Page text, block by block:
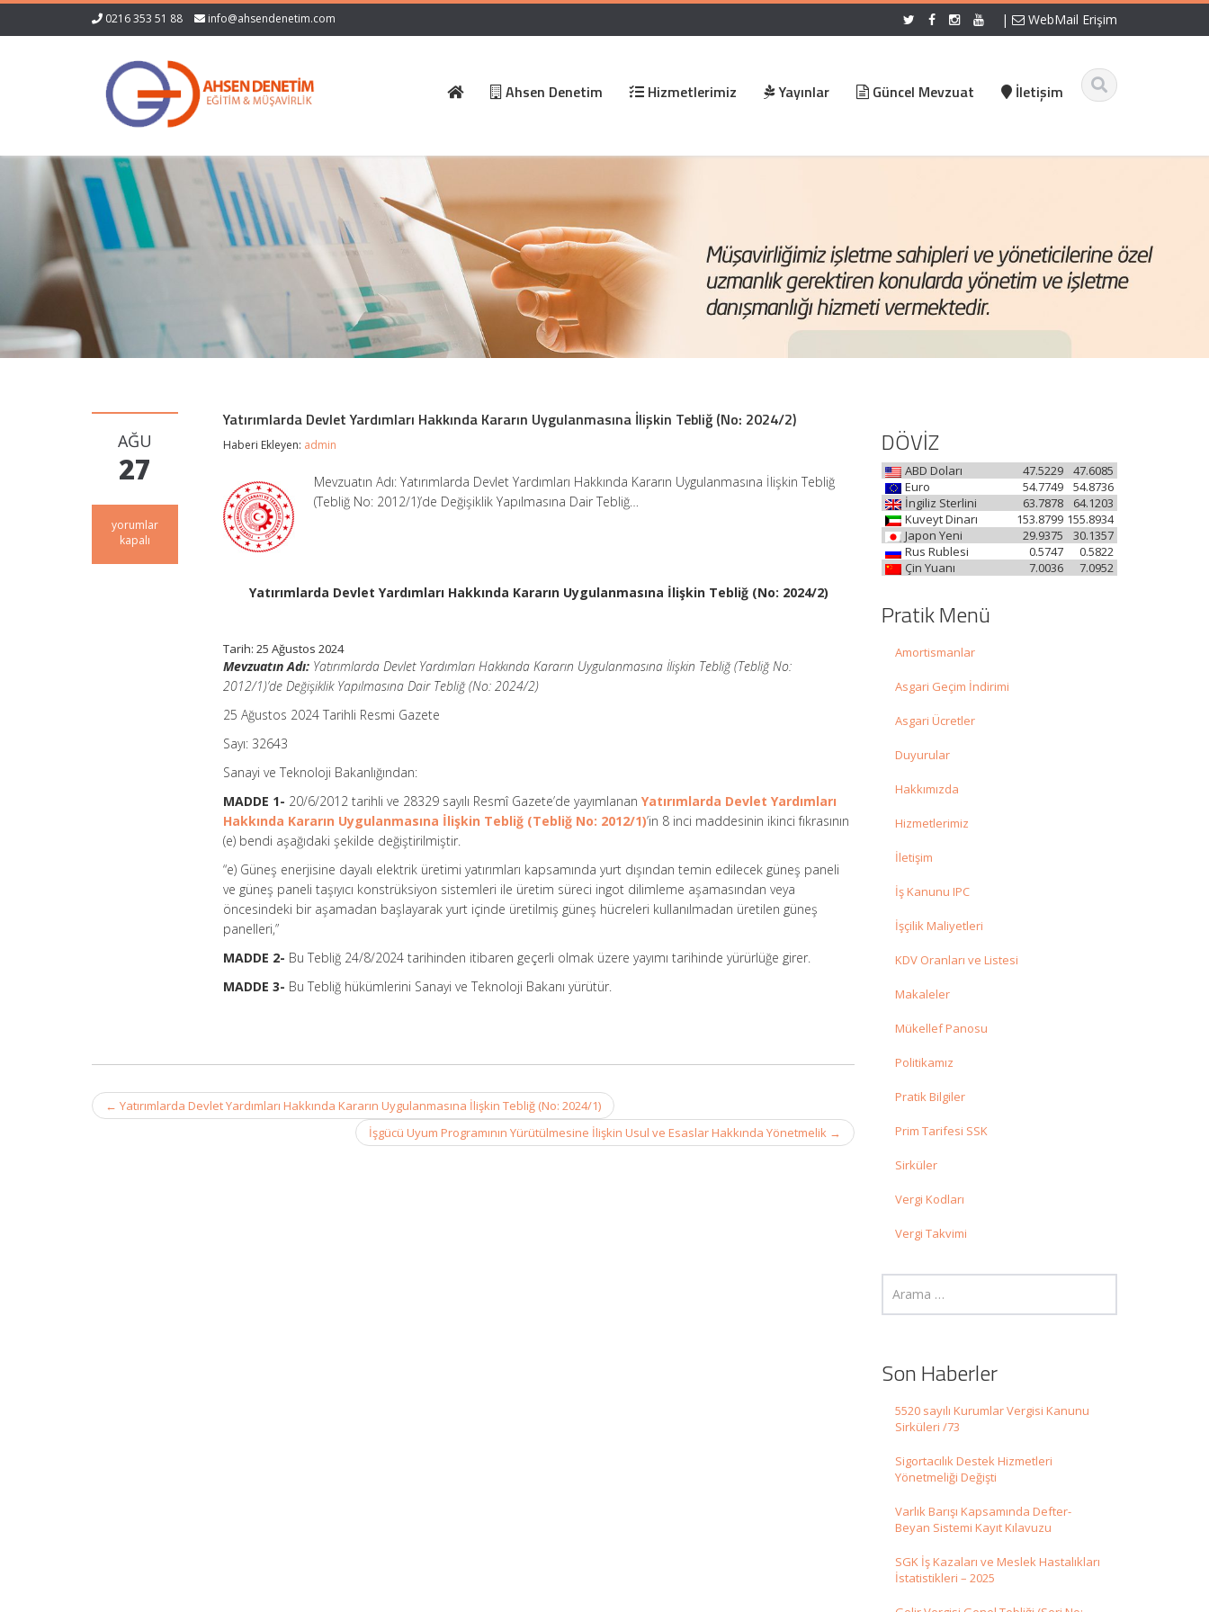
0216 353 51 88 info@ahsendenetim.com | WebMail Erişim
Ahsen Denetim Hizmetlerimiz Yayınlar Güncel Mevzuat İletişim
AĞU
27
Yatırımlarda
Devlet
yorumlar
kapalı
Yatırımlarda Devlet Yardımları Hakkında Kararın Uygulanmasına İlişkin Tebliğ (No: 2024/2)
Haberi Ekleyen: admin
Mevzuatın Adı: Yatırımlarda Devlet Yardımları Hakkında Kararın Uygulanmasına İlişkin Tebliğ
(Tebliğ No: 2012/1)’de Değişiklik Yapılmasına Dair Tebliğ…
Yatırımlarda Devlet Yardımları Hakkında Kararın Uygulanmasına İlişkin Tebliğ (No: 2024/2)
Tarih: 25 Ağustos 2024
Mevzuatın Adı: Yatırımlarda Devlet Yardımları Hakkında Kararın Uygulanmasına İlişkin Tebliğ (Tebliğ No:
2012/1)’de Değişiklik Yapılmasına Dair Tebliğ (No: 2024/2)
25 Ağustos 2024 Tarihli Resmi Gazete
Sayı: 32643
Sanayi ve Teknoloji Bakanlığından:
MADDE 1- 20/6/2012 tarihli ve 28329 sayılı Resmî Gazete’de yayımlananYatırımlarda Devlet Yardımları
Hakkında Kararın Uygulanmasına İlişkin Tebliğ (Tebliğ No: 2012/1)’in 8 inci maddesinin ikinci fıkrasının
(e) bendi aşağıdaki şekilde değiştirilmiştir.
“e) Güneş enerjisine dayalı elektrik üretimi yatırımları kapsamında yurt dışından temin edilecek güneş paneli
ve güneş paneli taşıyıcı konstrüksiyon sistemleri ile üretim süreci ingot dilimleme aşamasından veya
öncesindeki bir aşamadan başlayarak yurt içinde üretilmiş güneş hücreleri kullanılmadan üretilen güneş
panelleri,”
MADDE 2- Bu Tebliğ 24/8/2024 tarihinden itibaren geçerli olmak üzere yayımı tarihinde yürürlüğe girer.
MADDE 3- Bu Tebliğ hükümlerini Sanayi ve Teknoloji Bakanı yürütür.
Post
navigation
← Yatırımlarda Devlet Yardımları Hakkında Kararın Uygulanmasına İlişkin Tebliğ (No: 2024/1)
İşgücü Uyum Programının Yürütülmesine İlişkin Usul ve Esaslar Hakkında Yönetmelik →
DÖVİZ
ABD Doları 47.6085
47.5229
Euro
54.8736
54.7749
İngiliz Sterlini
64.1203
63.7878
Kuveyt Dinarı
155.8934
153.8799
Japon Yeni
30.1357
29.9375
Rus Rublesi
0.5822
0.5747
Çin Yuanı
7.0952
7.0036
Pratik Menü
Amortismanlar
Asgari Geçim İndirimi
Asgari Ücretler
Duyurular
Hakkımızda
Hizmetlerimiz
İletişim
İş Kanunu IPC
İşçilik Maliyetleri
KDV Oranları ve Listesi
Makaleler
Mükellef Panosu
Politikamız
Pratik Bilgiler
Prim Tarifesi SSK
Sirküler
Vergi Kodları
Vergi Takvimi
Son Haberler
5520 sayılı Kurumlar Vergisi Kanunu
Sirküleri /73
Sigortacılık Destek Hizmetleri
Yönetmeliği Değişti
Varlık Barışı Kapsamında Defter-
Beyan Sistemi Kayıt Kılavuzu
SGK İş Kazaları ve Meslek Hastalıkları
İstatistikleri – 2025